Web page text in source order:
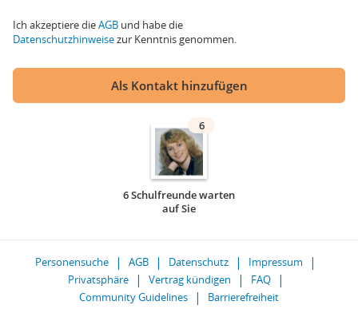
Ich akzeptiere dieAGB und habe die
Datenschutzhinweisezur Kenntnis genommen.
Als Kontakt hinzufügen
6
6 Schulfreunde warten
auf Sie
Personensuche AGB Datenschutz
Impressum
Privatsphäre
Vertrag kündigen
FAQ
Community Guidelines
Barrierefreiheit